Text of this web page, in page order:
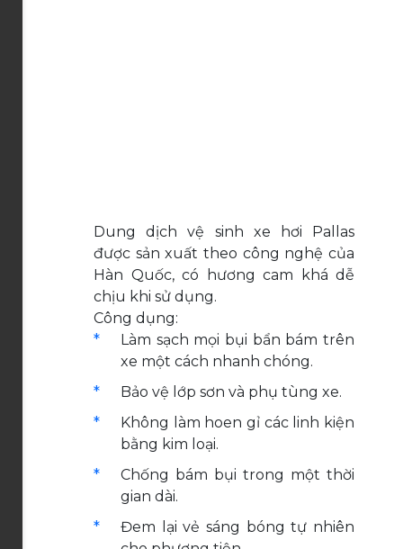
Dung dịch vệ sinh xe hơi Pallas
được sản xuất theo công nghệ của
Hàn Quốc, có hương cam khá dễ
chịu khi sử dụng.
Công dụng:
Làm sạch mọi bụi bẩn bám trên
xe một cách nhanh chóng.
Bảo vệ lớp sơn và phụ tùng xe.
Không làm hoen gỉ các linh kiện
bằng kim loại.
Chống bám bụi trong một thời
gian dài.
Đem lại vẻ sáng bóng tự nhiên